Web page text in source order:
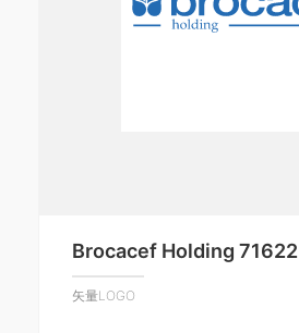
Brocacef Holding 71622
矢量LOGO